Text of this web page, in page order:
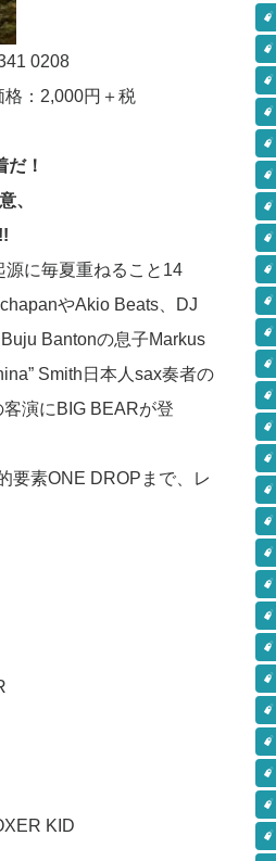
0208
：2,000円＋税
！
、
源に毎夏重ねること14
やAkio Beats、DJ
Bantonの息子Markus
Smith日本人sax奏者の
演にBIG BEARが登
要素ONE DROPまで、レ
KID